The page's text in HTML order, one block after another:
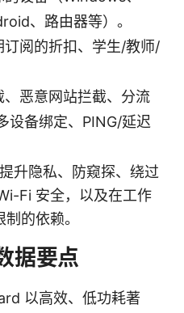
、路由器等）。
阅的折扣、学生/教师/
恶意网站拦截、分流
设备绑定、PING/延迟
升隐私、防窥探、绕过
Fi 安全，以及在工作
的依赖。
据要点
以高效、低功耗著